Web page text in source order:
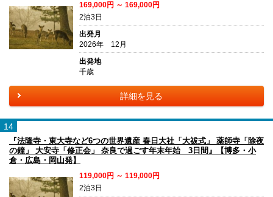
169,000円 ～ 169,000円
2泊3日
出発月
2026年 12月
出発地
千歳
詳細を見る
14
『法隆寺・東大寺など6つの世界遺産 春日大社「大祓式」 薬師寺「除夜
の鐘」 大安寺「修正会」 奈良で過ごす年末年始 3日間』【博多・小
倉・広島・岡山発】
119,000円 ～ 119,000円
2泊3日